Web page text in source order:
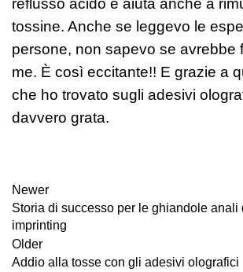
reflusso acido e aiuta anche a
tossine. Anche se leggevo le
persone, non sapevo se avrebbe
me. È così eccitante!! E grazie a
che ho trovato sugli adesivi
davvero grata.
Newer
Storia di successo per le ghiandole anali
imprinting
Older
Addio alla tosse con gli adesivi olografici